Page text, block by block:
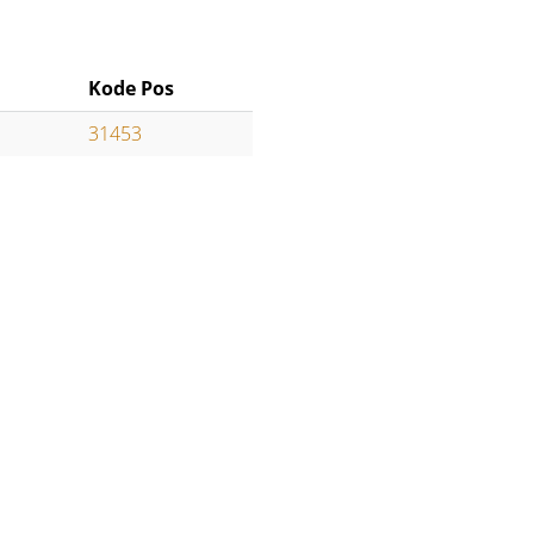
Kode Pos
31453